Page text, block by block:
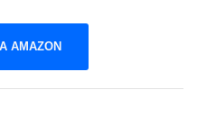
AMAZON